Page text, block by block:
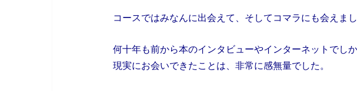
コースではみなんに出会えて、そしてコマラにも会えまし
何十年も前から本のインタビューやインターネットでし
現実にお会いできたことは、非常に感無量でした。